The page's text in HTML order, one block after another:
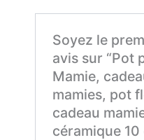
Soyez le
avis sur “Pot
Mamie,
mamies, pot
cadeau
céramique 10